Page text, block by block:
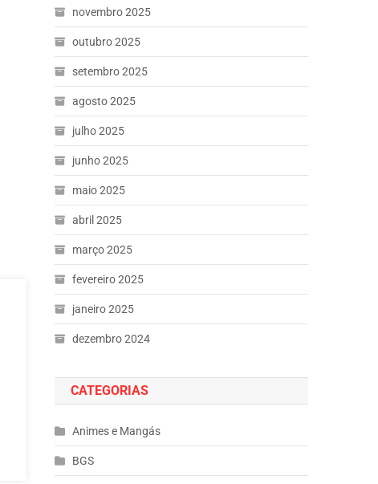
novembro 2025
outubro 2025
setembro 2025
agosto 2025
julho 2025
junho 2025
maio 2025
abril 2025
março 2025
fevereiro 2025
janeiro 2025
dezembro 2024
CATEGORIAS
Animes e Mangás
BGS